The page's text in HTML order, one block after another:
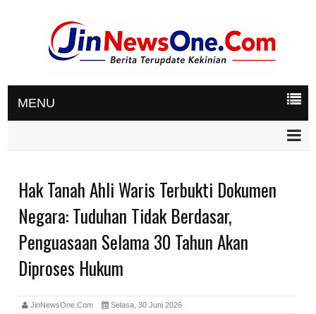
MENU
Hak Tanah Ahli Waris Terbukti Dokumen
Negara: Tuduhan Tidak Berdasar,
Penguasaan Selama 30 Tahun Akan
Diproses Hukum
JinNewsOne.Com Selasa, 30 Juni 2026